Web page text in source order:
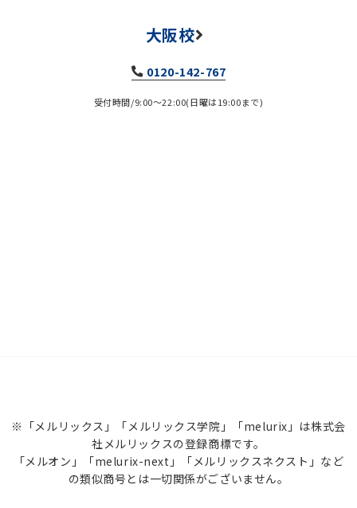
大阪校
0120-142-767
受付時間/9:00～22:00(日曜は19:00まで)
※「メルリックス」「メルリックス学院」「melurix」は株式会
社メルリックスの登録商標です。
「メルオン」「melurix-next」「メルリックスネクスト」など
の類似商号とは一切関係がございません。